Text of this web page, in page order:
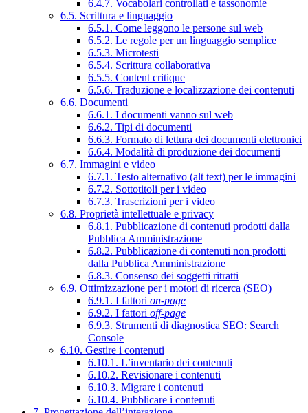
6.4.7. Vocabolari controllati e tassonomie
6.5. Scrittura e linguaggio
6.5.1. Come leggono le persone sul web
6.5.2. Le regole per un linguaggio semplice
6.5.3. Microtesti
6.5.4. Scrittura collaborativa
6.5.5. Content critique
6.5.6. Traduzione e localizzazione dei contenuti
6.6. Documenti
6.6.1. I documenti vanno sul web
6.6.2. Tipi di documenti
6.6.3. Formato di lettura dei documenti elettronici
6.6.4. Modalità di produzione dei documenti
6.7. Immagini e video
6.7.1. Testo alternativo (alt text) per le immagini
6.7.2. Sottotitoli per i video
6.7.3. Trascrizioni per i video
6.8. Proprietà intellettuale e privacy
6.8.1. Pubblicazione di contenuti prodotti dalla
Pubblica Amministrazione
6.8.2. Pubblicazione di contenuti non prodotti
dalla Pubblica Amministrazione
6.8.3. Consenso dei soggetti ritratti
6.9. Ottimizzazione per i motori di ricerca (SEO)
6.9.1. I fattori on-page
6.9.2. I fattori off-page
6.9.3. Strumenti di diagnostica SEO: Search
Console
6.10. Gestire i contenuti
6.10.1. L’inventario dei contenuti
6.10.2. Revisionare i contenuti
6.10.3. Migrare i contenuti
6.10.4. Pubblicare i contenuti